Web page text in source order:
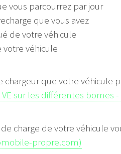
vous parcourrez par jour
que vous avez
de votre véhicule
véhicule
que votre véhicule
sur les différentes bornes
charge de votre véhicule
propre.com)